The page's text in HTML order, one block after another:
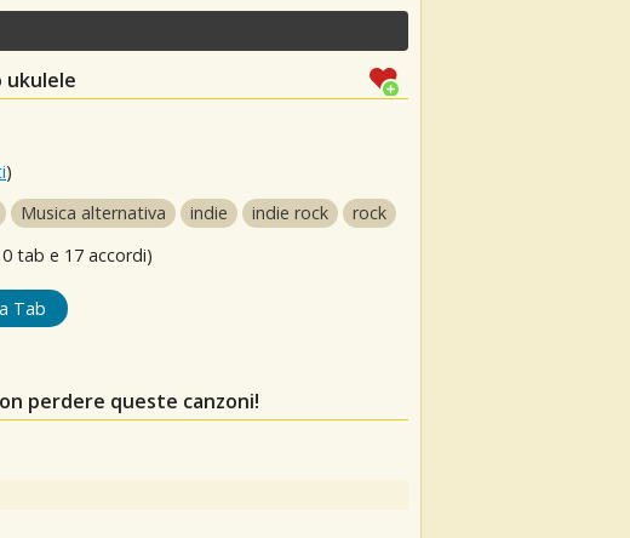
ukulele
)
Musica alternativa indie indie rock
rock
tab e 17 accordi)
Tab
perdere queste canzoni!